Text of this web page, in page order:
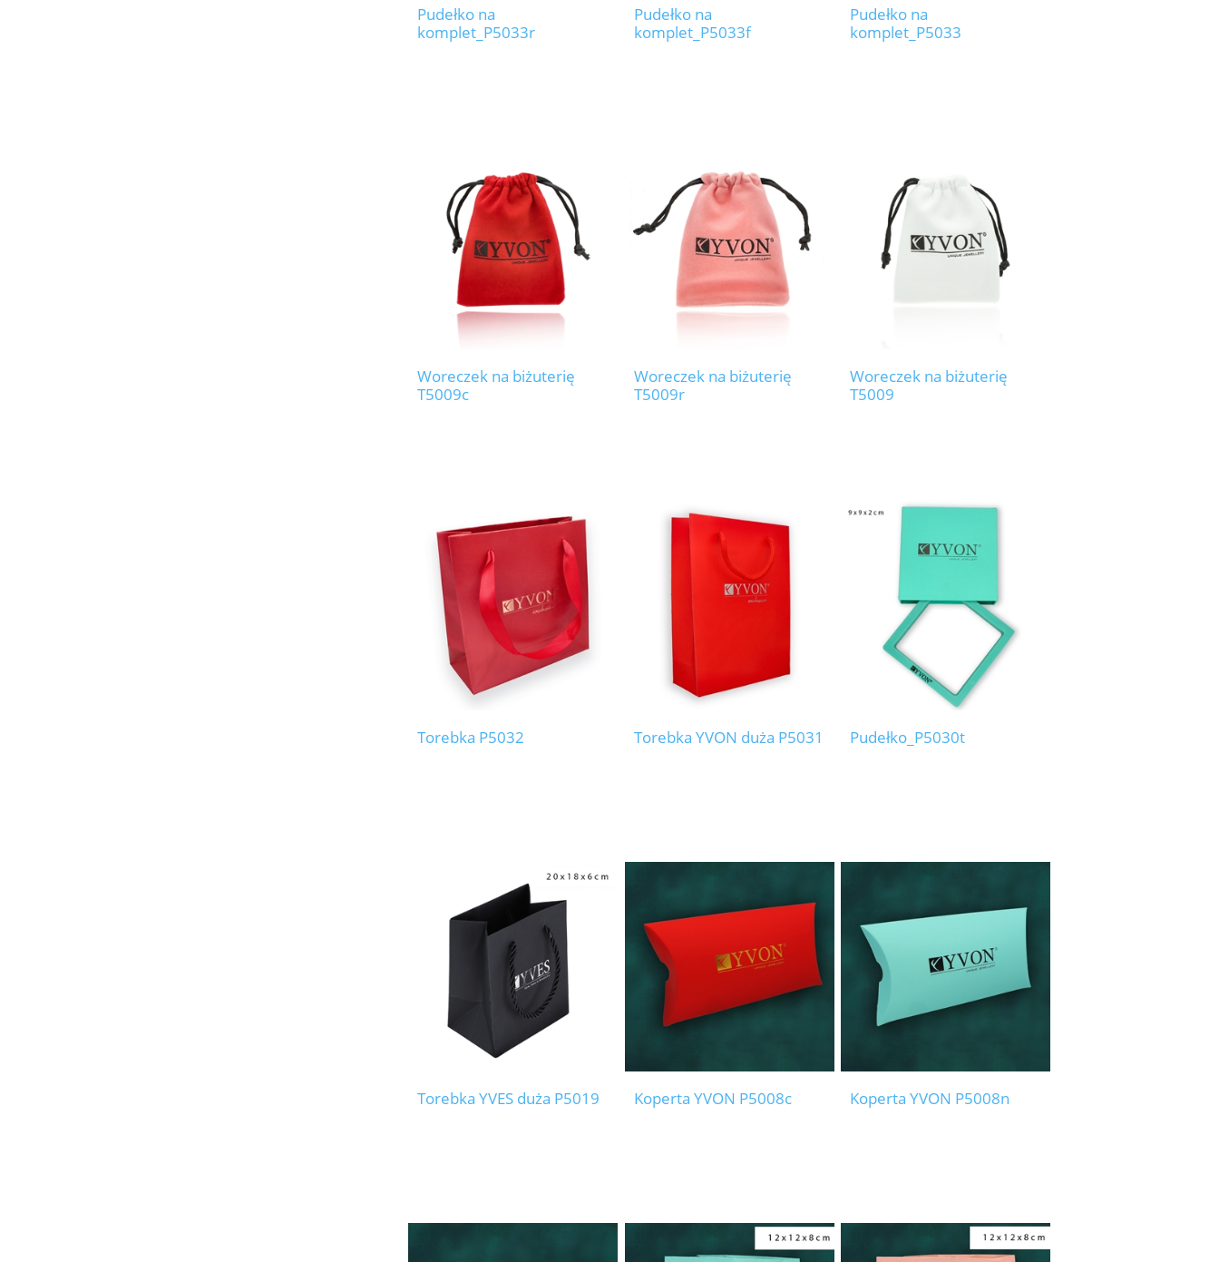
Pudełko na
komplet_P5033r
Pudełko na
komplet_P5033f
Pudełko na
komplet_P5033
Woreczek na biżuterię
T5009c
Woreczek na biżuterię
T5009r
Woreczek na biżuterię
T5009
Torebka P5032 Torebka YVON duża P5031 Pudełko_P5030t
Torebka YVES duża P5019 Koperta YVON P5008c Koperta YVON P5008n